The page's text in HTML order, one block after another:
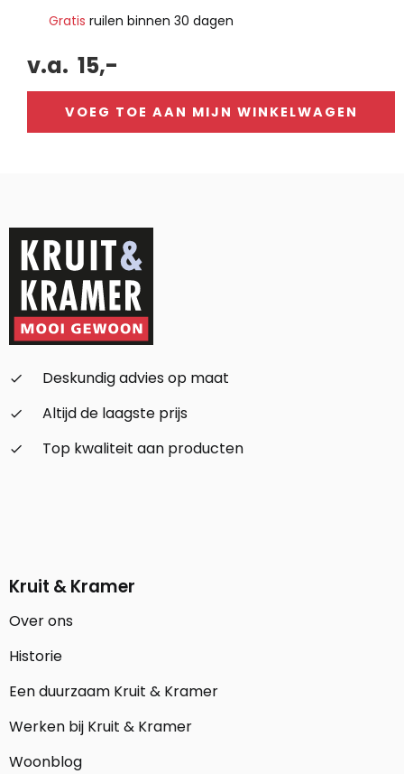
Gratis ruilen binnen 30 dagen
v.a. 15,-
VOEG TOE AAN MIJN WINKELWAGEN
check_small
Deskundig advies op maat
check_small
Altijd de laagste prijs
check_small
Top kwaliteit aan producten
Kruit & Kramer
Over ons
Historie
Een duurzaam Kruit & Kramer
Werken bij Kruit & Kramer
Woonblog